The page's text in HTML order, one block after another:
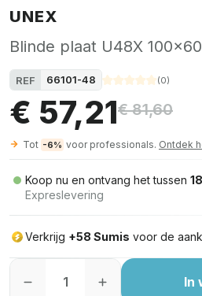
UNEX
Blinde plaat U48X
REF 66101-48 (0)
€ 57,21€ 81,60
Tot -6% voor professionals. Ontdek
Koop nu en ontvang het tussen 18
Expreslevering
Verkrijg +58 Sumis voor de
In